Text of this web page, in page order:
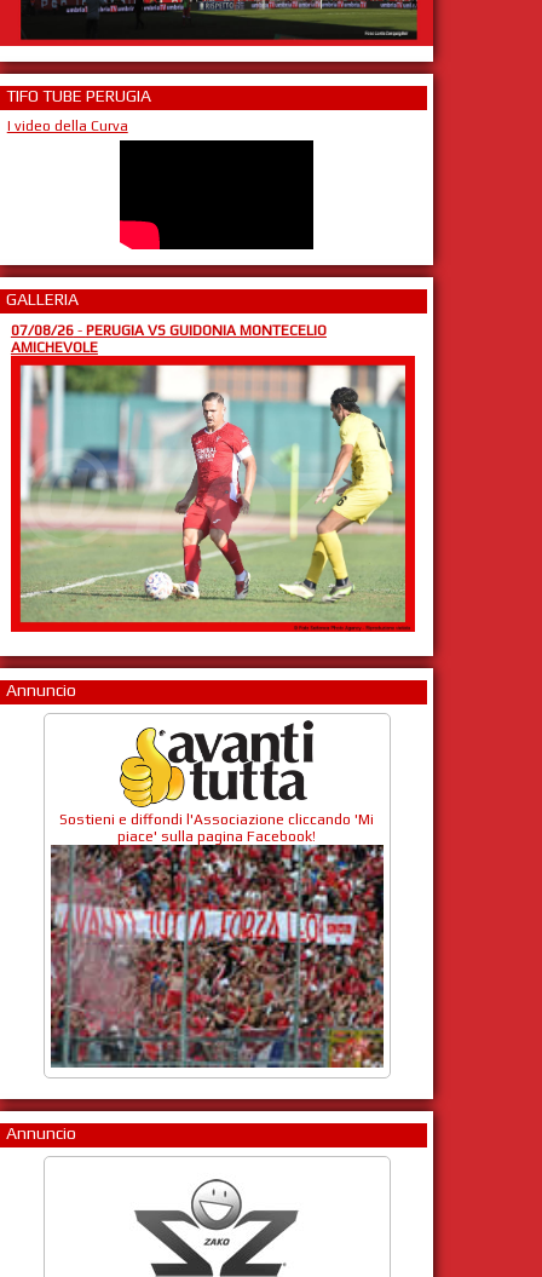
TIFO TUBE PERUGIA
I video della Curva
GALLERIA
07/08/26- PERUGIA VS GUIDONIA MONTECELIO
AMICHEVOLE
Annuncio
Sostieni e diffondi l'Associazione cliccando 'Mi
piace' sulla pagina Facebook!
Annuncio